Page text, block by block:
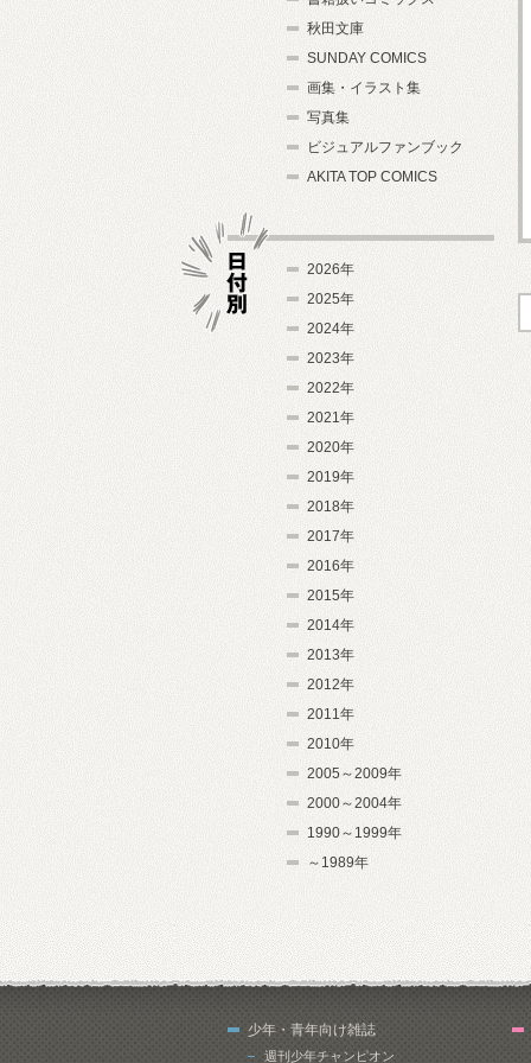
秋田文庫
SUNDAY COMICS
画集・イラスト集
写真集
ビジュアルファンブック
AKITA TOP COMICS
2026年
2025年
2024年
2023年
2022年
2021年
2020年
2019年
2018年
2017年
2016年
2015年
2014年
2013年
2012年
2011年
2010年
2005～2009年
2000～2004年
1990～1999年
～1989年
少年・青年向け雑誌
週刊少年チャンピオン